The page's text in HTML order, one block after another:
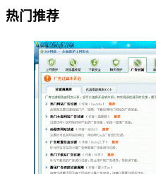
热门推荐